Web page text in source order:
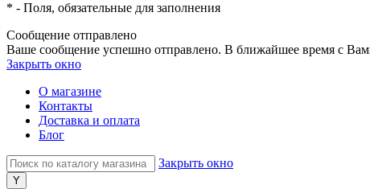
* - Поля, обязательные для заполнения
Сообщение отправлено
Ваше сообщение успешно отправлено. В ближайшее время с
Закрыть окно
О магазине
Контакты
Доставка и оплата
Блог
Закрыть окно